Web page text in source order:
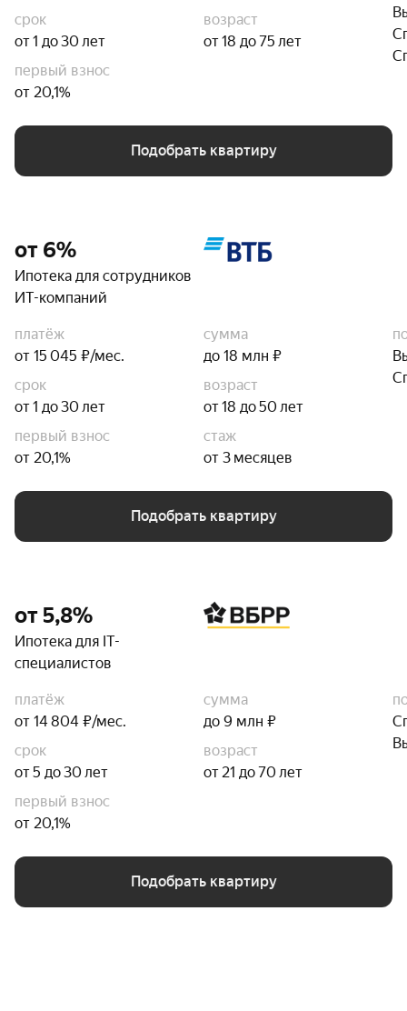
срок
от 1 до 30 лет
возраст
от 18 до 75 лет
первый взнос
от 20,1%
Подобрать квартиру
от 6%
Ипотека для сотрудников
ИТ-компаний
платёж
от 15 045 ₽/мес.
сумма
до 18 млн ₽
срок
от 1 до 30 лет
возраст
от 18 до 50 лет
первый взнос
от 20,1%
стаж
от 3 месяцев
Подобрать квартиру
от 5,8%
Ипотека для IT-
специалистов
платёж
от 14 804 ₽/мес.
сумма
до 9 млн ₽
срок
от 5 до 30 лет
возраст
от 21 до 70 лет
первый взнос
от 20,1%
Подобрать квартиру